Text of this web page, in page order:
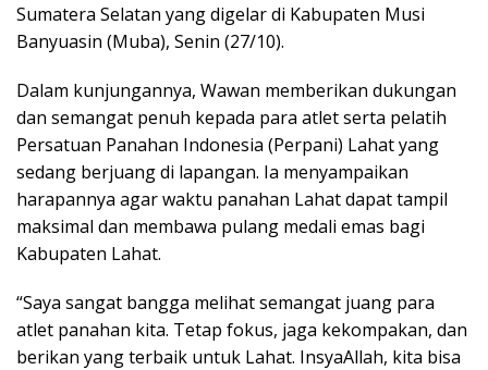
Sumatera Selatan yang digelar di Kabupaten Musi
Banyuasin (Muba), Senin (27/10).
Dalam kunjungannya, Wawan memberikan dukungan
dan semangat penuh kepada para atlet serta pelatih
Persatuan Panahan Indonesia (Perpani) Lahat yang
sedang berjuang di lapangan. Ia menyampaikan
harapannya agar waktu panahan Lahat dapat tampil
maksimal dan membawa pulang medali emas bagi
Kabupaten Lahat.
“Saya sangat bangga melihat semangat juang para
atlet panahan kita. Tetap fokus, jaga kekompakan, dan
berikan yang terbaik untuk Lahat. InsyaAllah, kita bisa